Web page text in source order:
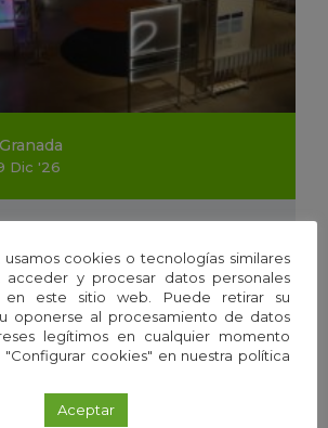
Granada
Dic '26
cookies o tecnologías similares
acceder y procesar datos personales
en este sitio web. Puede retirar su
oponerse al procesamiento de datos
legítimos en cualquier momento
cookies" en nuestra política
Aceptar